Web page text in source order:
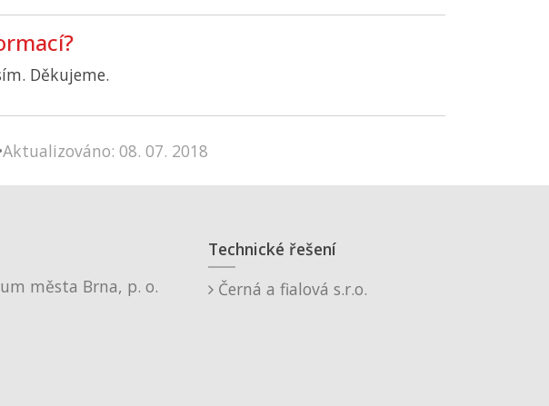
Děkujeme.
Aktualizováno: 08. 07. 2018
města Brna, p. o.
Technické řešení
Černá a fialová s.r.o.